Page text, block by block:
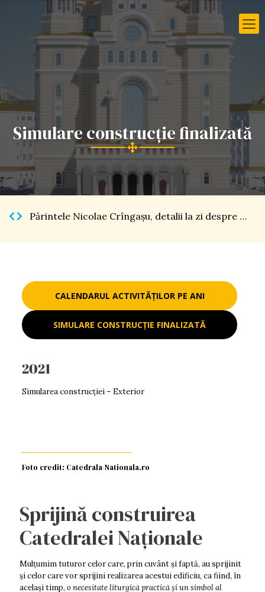
Simulare construcție finalizată
Părintele Nicolae Crîngaşu, detalii la zi despre Catedrala Naţională […]
CALENDARUL ACTIVITĂȚILOR PE ANI
SIMULARE CONSTRUCȚIE FINALIZATĂ
2021
Simularea construcției – Exterior
Foto credit: Catedrala-Nationala.ro
Sprijină construirea
Catedralei Naționale
Mulţumim tuturor celor care, prin cuvânt şi faptă, au sprijinit
şi celor care vor sprijini realizarea acestui edificiu, ca fiind, în
acelaşi timp, o necesitate liturgică practică şi un simbol al